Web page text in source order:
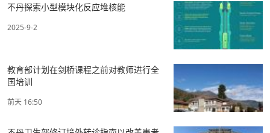
不丹探索小型模块化反应堆核能
2025-9-2
教育部计划在剑桥课程之前对教师进行全
国培训
前天 16:50